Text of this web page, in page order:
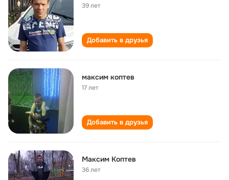
39 лет
Добавить в друзья
максим коптев
17 лет
Добавить в друзья
Максим Коптев
36 лет